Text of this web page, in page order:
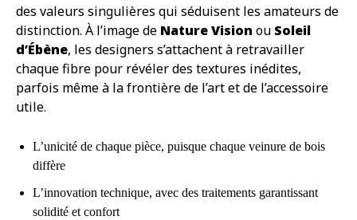
des valeurs singulières qui séduisent les amateurs de
distinction. À l’image de Nature Vision ou Soleil
d’Ébène, les designers s’attachent à retravailler
chaque fibre pour révéler des textures inédites,
parfois même à la frontière de l’art et de l’accessoire
utile.
L’unicité de chaque pièce, puisque chaque veinure de bois
diffère
L’innovation technique, avec des traitements garantissant
solidité et confort